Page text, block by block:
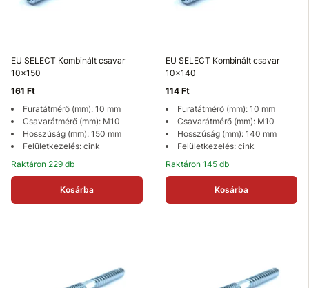
EU SELECT Kombinált csavar
10x150
161 Ft
Furatátmérő (mm): 10 mm
Csavarátmérő (mm): M10
Hosszúság (mm): 150 mm
Felületkezelés: cink
Raktáron 229 db
Kosárba
EU SELECT Kombinált csavar
10x140
114 Ft
Furatátmérő (mm): 10 mm
Csavarátmérő (mm): M10
Hosszúság (mm): 140 mm
Felületkezelés: cink
Raktáron 145 db
Kosárba